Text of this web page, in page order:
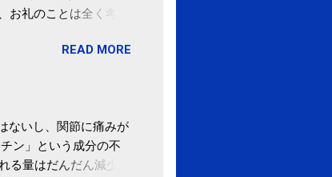
礼のことは全く考え
らの目的は......。 総務
READ MORE
ないし、関節に痛みが
ン」という成分の不
量はだんだん減少し